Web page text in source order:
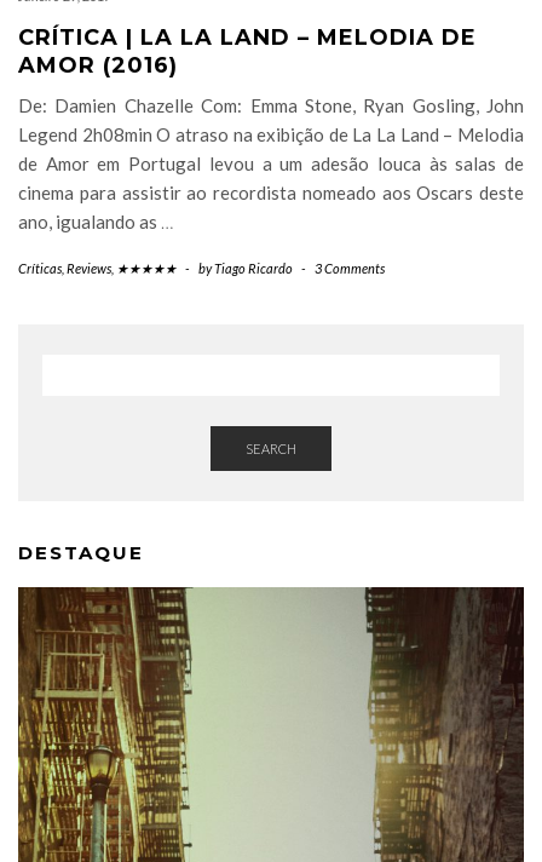
CRÍTICA | LA LA LAND – MELODIA DE
AMOR (2016)
De: Damien Chazelle Com: Emma Stone, Ryan Gosling, John
Legend 2h08min O atraso na exibição de La La Land – Melodia
de Amor em Portugal levou a um adesão louca às salas de
cinema para assistir ao recordista nomeado aos Oscars deste
ano, igualando as …
Críticas Reviews ★★★★★ - byTiago Ricardo - 3 Comments
SEARCH
DESTAQUE